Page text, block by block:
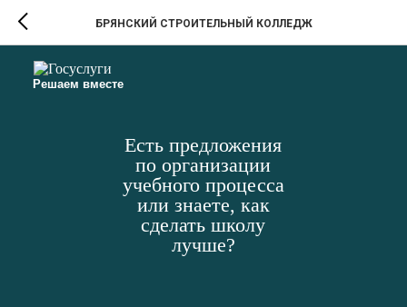
Решаем вместе
Есть предложения
по организации
учебного процесса
или знаете, как
сделать школу
лучше?
БРЯНСКИЙ СТРОИТЕЛЬНЫЙ КОЛЛЕДЖ